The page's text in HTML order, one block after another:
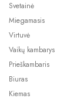
Svetainė
Miegamasis
Virtuvė
Vaikų kambarys
Prieškambaris
Biuras
Kiemas